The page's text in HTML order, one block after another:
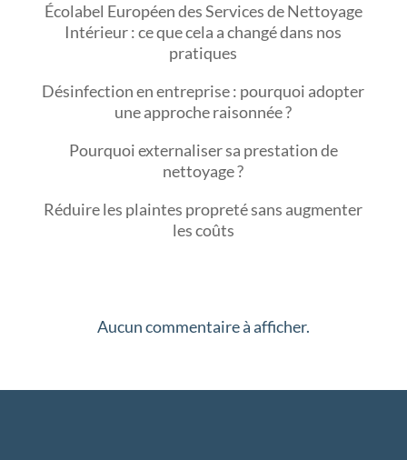
Écolabel Européen des Services de Nettoyage
Intérieur : ce que cela a changé dans nos
pratiques
Désinfection en entreprise : pourquoi adopter
une approche raisonnée ?
Pourquoi externaliser sa prestation de
nettoyage ?
Réduire les plaintes propreté sans augmenter
les coûts
Aucun commentaire à afficher.